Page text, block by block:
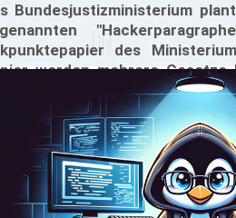
Bundesjustizministerium
des
werden mehrere
ihre
hin überprüft
Und der
und kontraproduktiv.